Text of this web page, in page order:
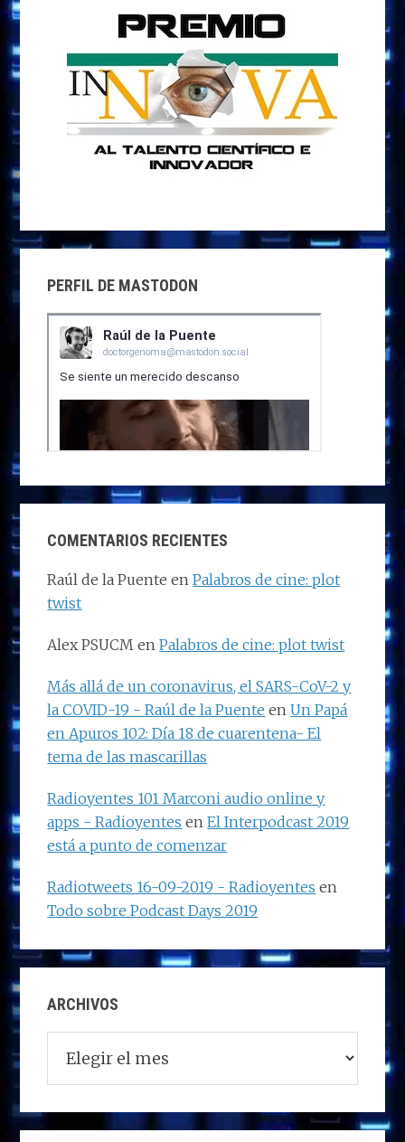
PERFIL DE MASTODON
COMENTARIOS RECIENTES
Raúl de la Puente enPalabros de cine: plot
twist
Alex PSUCM enPalabros de cine: plot twist
Más allá de un coronavirus, el SARS-CoV-2 y
la COVID-19 - Raúl de la Puente enUn Papá
en Apuros 102: Día 18 de cuarentena- El
tema de las mascarillas
Radioyentes 101 Marconi audio online y
apps - Radioyentes enEl Interpodcast 2019
está a punto de comenzar
Radiotweets 16-09-2019 - Radioyentes en
Todo sobre Podcast Days 2019
ARCHIVOS